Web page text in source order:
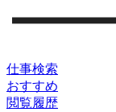
仕事検索
おすすめ
閲覧履歴